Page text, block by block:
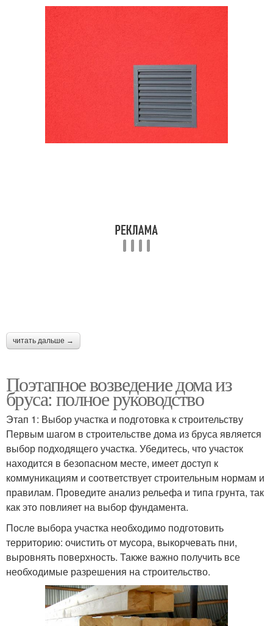
читать дальше →
Поэтапное возведение дома из
бруса: полное руководство
Этап 1: Выбор участка и подготовка к строительству
Первым шагом в строительстве дома из бруса является
выбор подходящего участка. Убедитесь, что участок
находится в безопасном месте, имеет доступ к
коммуникациям и соответствует строительным нормам и
правилам. Проведите анализ рельефа и типа грунта, так
как это повлияет на выбор фундамента.
После выбора участка необходимо подготовить
территорию: очистить от мусора, выкорчевать пни,
выровнять поверхность. Также важно получить все
необходимые разрешения на строительство.